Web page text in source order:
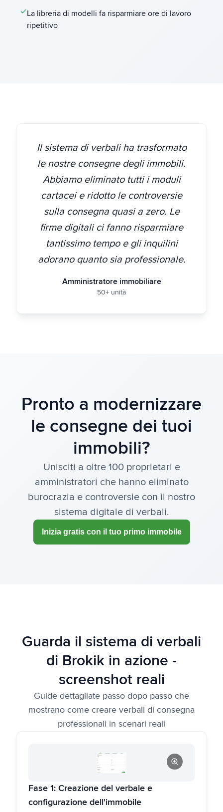
La libreria di modelli fa risparmiare ore di lavoro
ripetitivo
Il sistema di verbali ha trasformato
le nostre consegne degli immobili.
Abbiamo eliminato tutti i moduli
cartacei e ridotto le controversie
sulla consegna quasi a zero. Le
firme digitali ci fanno risparmiare
tantissimo tempo e gli inquilini
adorano quanto sia professionale.
Amministratore immobiliare
50+ unità
Pronto a modernizzare
le consegne dei tuoi
immobili?
Unisciti a oltre 100 proprietari e
amministratori che hanno eliminato
burocrazia e controversie con il nostro
sistema digitale di verbali.
Inizia gratis con il tuo primo immobile
Guarda il sistema di verbali
di Brokik in azione -
screenshot reali
Guide dettagliate passo dopo passo che
mostrano come creare verbali di consegna
professionali in scenari reali
Fase 1: Creazione del verbale e
configurazione dell'immobile